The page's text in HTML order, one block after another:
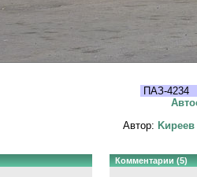
ПАЗ-4234
Автор:
Комментарии (5)